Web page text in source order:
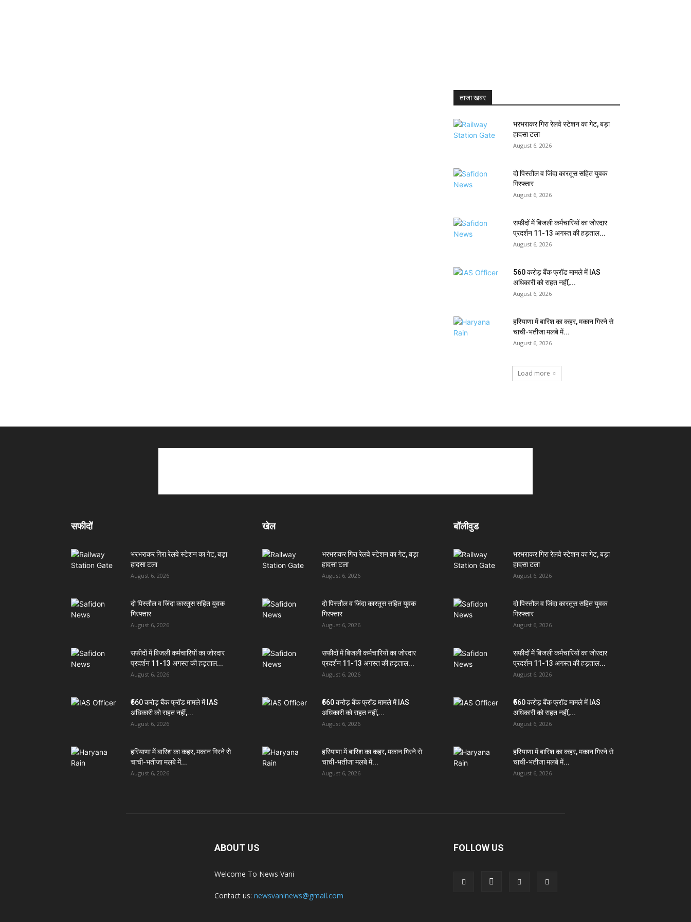
ताजा खबर
भरभराकर गिरा रेलवे स्टेशन का गेट, बड़ा
हादसा टला
August 6, 2026
दो पिस्तौल व जिंदा कारतूस सहित युवक
गिरफ्तार
August 6, 2026
सफीदों में बिजली कर्मचारियों का जोरदार
प्रदर्शन 11-13 अगस्त की हड़ताल...
August 6, 2026
₹560 करोड़ बैंक फ्रॉड मामले में IAS
अधिकारी को राहत नहीं,...
August 6, 2026
हरियाणा में बारिश का कहर, मकान गिरने से
चाची-भतीजा मलबे में...
August 6, 2026
Load more
सफीदों
भरभराकर गिरा रेलवे स्टेशन का गेट, बड़ा
हादसा टला
August 6, 2026
दो पिस्तौल व जिंदा कारतूस सहित युवक
गिरफ्तार
August 6, 2026
सफीदों में बिजली कर्मचारियों का जोरदार
प्रदर्शन 11-13 अगस्त की हड़ताल...
August 6, 2026
₹560 करोड़ बैंक फ्रॉड मामले में IAS
अधिकारी को राहत नहीं,...
August 6, 2026
हरियाणा में बारिश का कहर, मकान गिरने से
चाची-भतीजा मलबे में...
August 6, 2026
खेल
भरभराकर गिरा रेलवे स्टेशन का गेट, बड़ा
हादसा टला
August 6, 2026
दो पिस्तौल व जिंदा कारतूस सहित युवक
गिरफ्तार
August 6, 2026
सफीदों में बिजली कर्मचारियों का जोरदार
प्रदर्शन 11-13 अगस्त की हड़ताल...
August 6, 2026
₹560 करोड़ बैंक फ्रॉड मामले में IAS
अधिकारी को राहत नहीं,...
August 6, 2026
हरियाणा में बारिश का कहर, मकान गिरने से
चाची-भतीजा मलबे में...
August 6, 2026
बॉलीवुड
भरभराकर गिरा रेलवे स्टेशन का गेट, बड़ा
हादसा टला
August 6, 2026
दो पिस्तौल व जिंदा कारतूस सहित युवक
गिरफ्तार
August 6, 2026
सफीदों में बिजली कर्मचारियों का जोरदार
प्रदर्शन 11-13 अगस्त की हड़ताल...
August 6, 2026
₹560 करोड़ बैंक फ्रॉड मामले में IAS
अधिकारी को राहत नहीं,...
August 6, 2026
हरियाणा में बारिश का कहर, मकान गिरने से
चाची-भतीजा मलबे में...
August 6, 2026
ABOUT US
Welcome To News Vani
Contact us: newsvaninews@gmail.com
FOLLOW US